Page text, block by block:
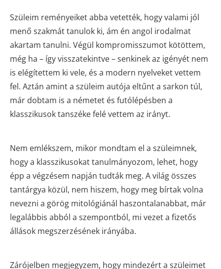
Szüleim reményeiket abba vetették, hogy valami jól
menő szakmát tanulok ki, ám én angol irodalmat
akartam tanulni. Végül kompromisszumot kötöttem,
még ha – így visszatekintve – senkinek az igényét nem
is elégítettem ki vele, és a modern nyelveket vettem
fel. Aztán amint a szüleim autója eltűnt a sarkon túl,
már dobtam is a németet és futólépésben a
klasszikusok tanszéke felé vettem az irányt.
Nem emlékszem, mikor mondtam el a szüleimnek,
hogy a klasszikusokat tanulmányozom, lehet, hogy
épp a végzésem napján tudták meg. A világ összes
tantárgya közül, nem hiszem, hogy meg bírtak volna
nevezni a görög mitológiánál haszontalanabbat, már
legalábbis abból a szempontból, mi vezet a fizetős
állások megszerzésének irányába.
Zárójelben megjegyzem, hogy mindezért a szüleimet